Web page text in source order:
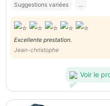
Suggestions variées ...
Excellente prestation.
Jean-christophe
Voir le